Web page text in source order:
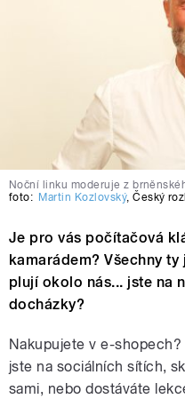
Noční linku moderuje z
foto: Martin Kozlovský,Český
Je pro vás počítačová
kamarádem? Všechny
plují okolo nás... jste na
docházky?
Nakupujete v e-
jste na sociálních sítích,
sami, nebo dostáváte